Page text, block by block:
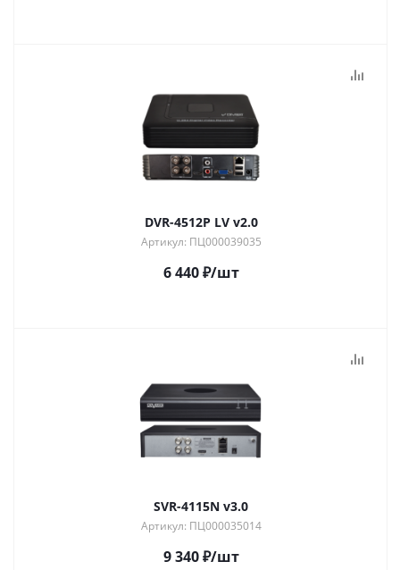
DVR-4512P LV v2.0
Артикул: ПЦ000039035
6 440₽/шт
SVR-4115N v3.0
Артикул: ПЦ000035014
9 340₽/шт